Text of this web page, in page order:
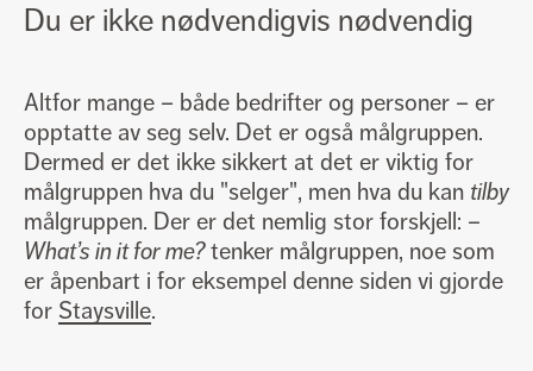
Du er ikke nødvendigvis nødvendig
Altfor mange – både bedrifter og personer – er
opptatte av seg selv. Det er også målgruppen.
Dermed er det ikke sikkert at det er viktig for
målgruppen hva du "selger", men hva du kan tilby
målgruppen. Der er det nemlig stor forskjell: –
What’s in it for me?tenker målgruppen, noe som
er åpenbart i for eksempel denne siden vi gjorde
for Staysville.